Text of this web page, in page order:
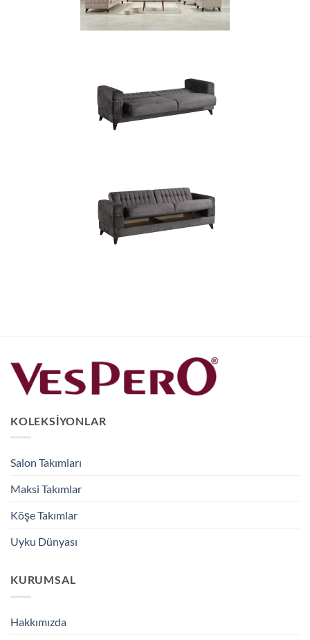
KOLEKSIYONLAR
Salon Takımları
Maksi Takımlar
Köşe Takımlar
Uyku Dünyası
KURUMSAL
Hakkımızda